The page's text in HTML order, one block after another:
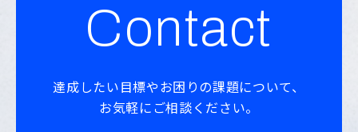
Contact
達成したい目標やお困りの課題について、
お気軽にご相談ください。